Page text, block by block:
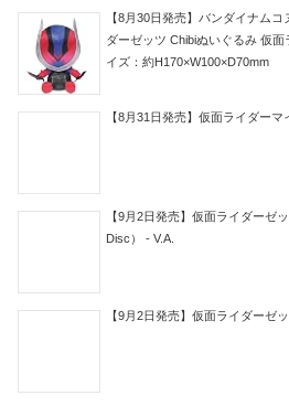
【8月30日発売】バンダイナム
ダーゼッツ Chibiぬいぐるみ 仮
イズ：約H170×W100×D70mm
【8月31日発売】仮面ライダー
【9月2日発売】仮面ライダーゼ
Disc） - V.A.
【9月2日発売】仮面ライダーゼ